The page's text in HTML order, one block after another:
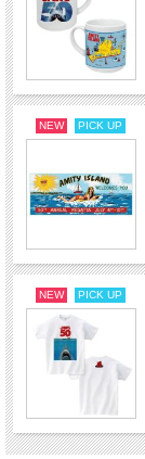
NEW PICK UP
NEW PICK UP